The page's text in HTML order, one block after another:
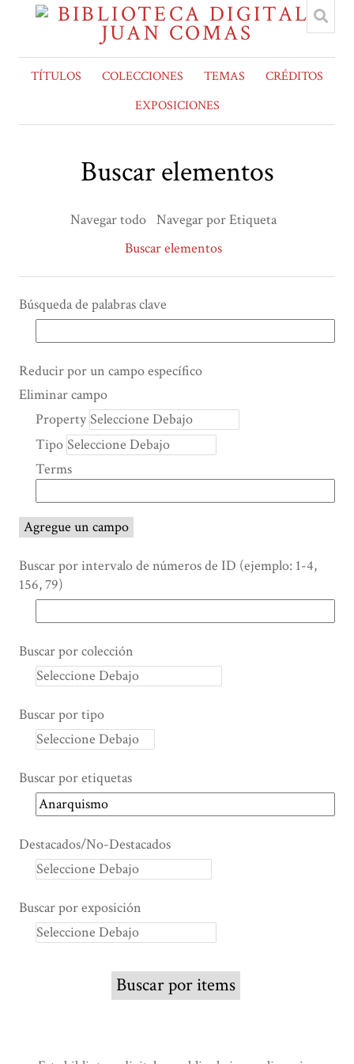
TÍTULOS COLECCIONES TEMAS
CRÉDITOS
EXPOSICIONES
Buscar elementos
Navegar todo Navegar por Etiqueta
Buscar elementos
Búsqueda de palabras clave
Number
rows
"Reducir
por
campo
específico":
1
Reducir por un campo específico
Search Property
Tipo de búsqueda
Términos de búsqueda
Ensamblador de Búsqueda
Eliminar campo
Property
Tipo
Terms
Agregue un campo
Buscar por intervalo de números de ID (ejemplo: 1-4,
156, 79)
Buscar por colección
Buscar por tipo
Buscar por etiquetas
Destacados/No-Destacados
Buscar por exposición